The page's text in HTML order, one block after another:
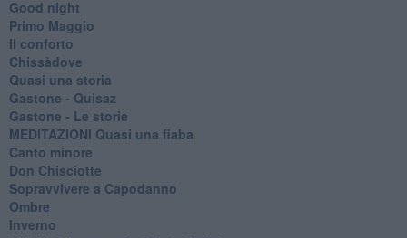
Good night
Primo Maggio
Il conforto
Chissàdove
Quasi una storia
Gastone - Quisaz
Gastone - Le storie
MEDITAZIONI Quasi una fiaba
Canto minore
Don Chisciotte
Sopravvivere a Capodanno
Ombre
Inverno